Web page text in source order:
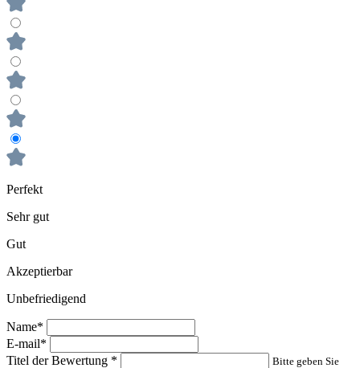
Perfekt
Sehr gut
Gut
Akzeptierbar
Unbefriedigend
Name*
E-mail*
Titel der Bewertung *
Bitte geben Sie